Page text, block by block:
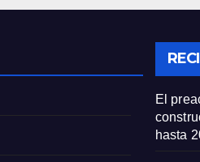
El
hasta